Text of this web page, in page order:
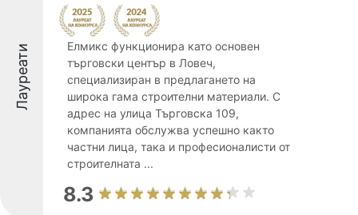
Лауреати
Елмикс функционира като основен
търговски център в Ловеч,
специализиран в предлагането на
широка гама строителни материали. С
адрес на улица Търговска 109,
компанията обслужва успешно както
частни лица, така и професионалисти от
строителната ...
8.3